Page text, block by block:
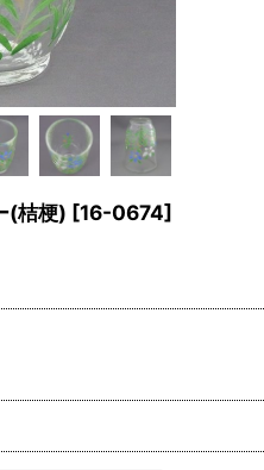
(桔梗) [16-0674]